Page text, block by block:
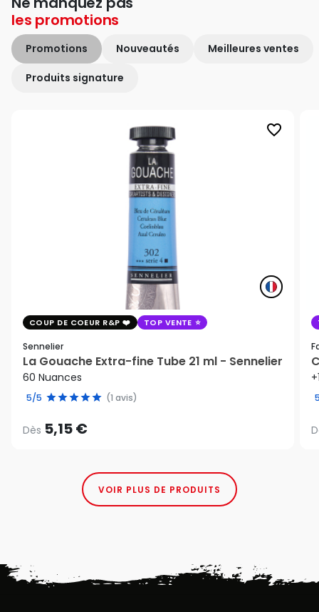
les promotions
Promotions Nouveautés Meilleures ventes
Produits signature
favorite_border
COUP DE COEUR R&P TOP VENTE
Sennelier
La Gouache Extra-fine Tube 21 ml - Sennelier
60 Nuances
5/5 (1 avis)
Dès 5,15 €
VOIR PLUS DE PRODUITS